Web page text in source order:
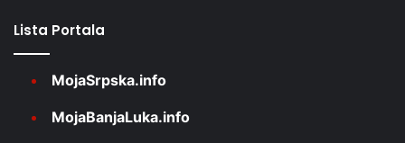
Lista Portala
MojaSrpska.info
MojaBanjaLuka.info